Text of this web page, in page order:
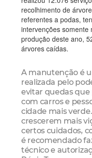
recolhimento de
referentes a podas,
intervenções somente
produção deste ano,
árvores caídas.
A manutenção é
realizada pelo
evitar quedas
com carros e
cidade mais
crescerem mais
certos cuidados,
é recomendado
técnico e